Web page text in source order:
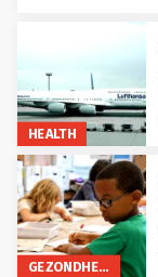
HEALTH
GEZONDHEID